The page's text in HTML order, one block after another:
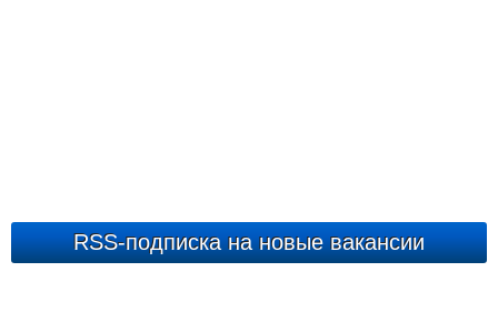
RSS-подписка на новые вакансии